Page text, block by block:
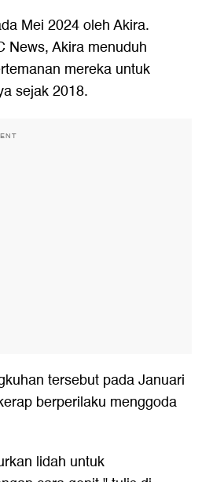
Mei 2024 oleh Akira.
News, Akira menuduh
mereka untuk
sejak 2018.
tersebut pada Januari
berperilaku menggoda
lidah untuk